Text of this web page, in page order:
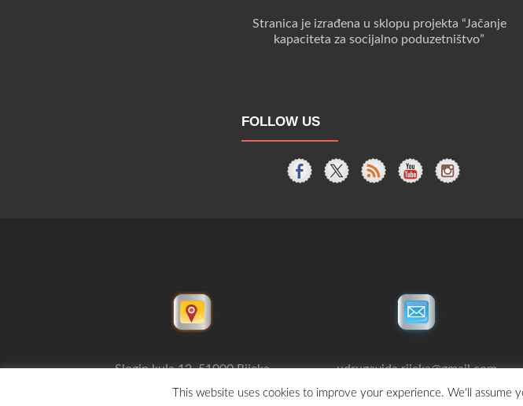
Stranica je izrađena u sklopu projekta “Jačanje
kapaciteta za socijalno poduzetništvo”
FOLLOW US
Slogin kula 12, 51000 Rijeka udrugavida.rijeka@gmail.com
This website uses cookies to improve your experience. We'll